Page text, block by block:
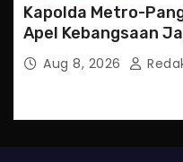
Kapolda Metro-
Apel Kebangsaan
Aug 8, 2026